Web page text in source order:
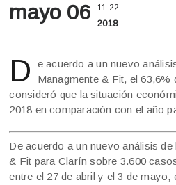
mayo 06 11:22
2018
D
e acuerdo a un nuevo
Managmente & Fit, el 63,6%
consideró que la situación
2018 en comparación con el año
De acuerdo a un nuevo análisis
& Fit para Clarín sobre 3.600
entre el 27 de abril y el 3 de mayo,